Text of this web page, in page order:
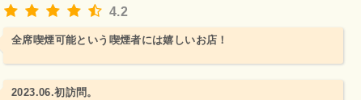
4.2
全席喫煙可能という喫煙者には嬉しいお店！
2023.06.初訪問。